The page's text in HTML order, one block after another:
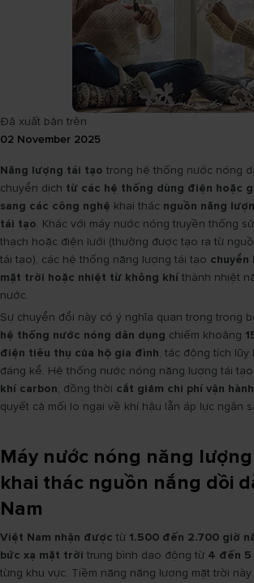
Đã xuất bản trên
02 November 2025
Năng lượng tái tạo trong hệ thống nước nóng
chuyển dịch từ các hệ thống dùng điện hoặc
sang các công nghệ khai thác nguồn năng
tái tạo. Khác với máy nước nóng truyền thống
thạch hoặc điện lưới (thường được tạo ra từ
tái tạo), các hệ thống năng lượng tái tạo chuyển
mặt trời hoặc nhiệt từ không khí thành nhiệt
nước.
Sự chuyển đổi này có ý nghĩa quan trọng trong
hệ thống nước nóng dân dụng chiếm khoảng
điện tiêu thụ của hộ gia đình, tác động tích lũy
đáng kể. Hệ thống nước nóng năng lượng tái
khí carbon, đồng thời cắt giảm chi phí vận
quyết cả mối lo ngại về khí hậu lẫn áp lực ngân
Máy nước nóng năng
khai thác nguồn nắng dồi
Nam
Việt Nam nhận được từ 1.500 đến 2.700 giờ
bức xạ mặt trời trung bình dao động từ 4 đến 5
từng khu vực. Tiềm năng năng lượng mặt trời